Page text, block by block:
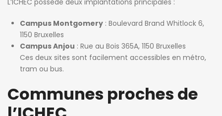
L’ICHEC possède deux implantations principales :
Campus Montgomery : Boulevard Brand Whitlock 6,
1150 Bruxelles
Campus Anjou : Rue au Bois 365A, 1150 Bruxelles
Ces deux sites sont facilement accessibles en métro,
tram ou bus.
Communes proches de